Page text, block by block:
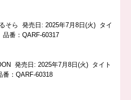
そら 発売日: 2025年7月8日(火) タイ
品番：QARF-60317
発売日: 2025年7月8日(火) タイト
：QARF-60318